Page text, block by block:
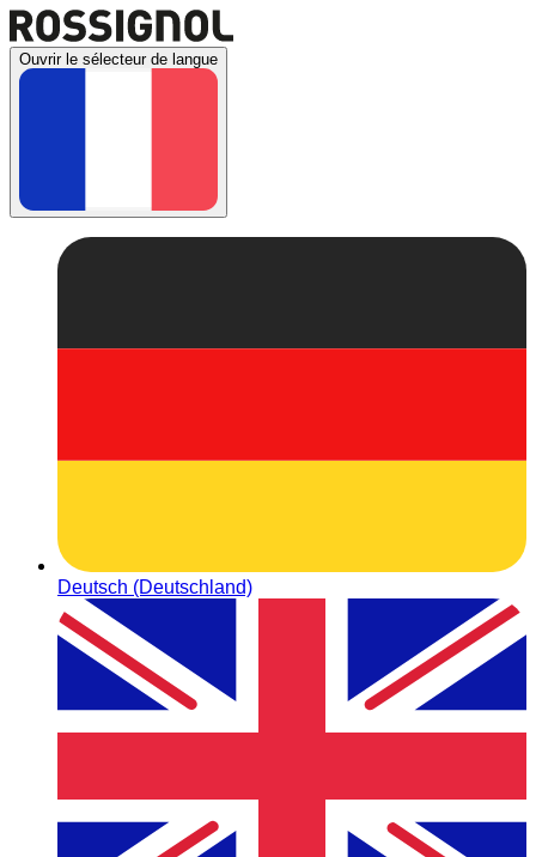
Ouvrir le sélecteur de langue
Deutsch (Deutschland)